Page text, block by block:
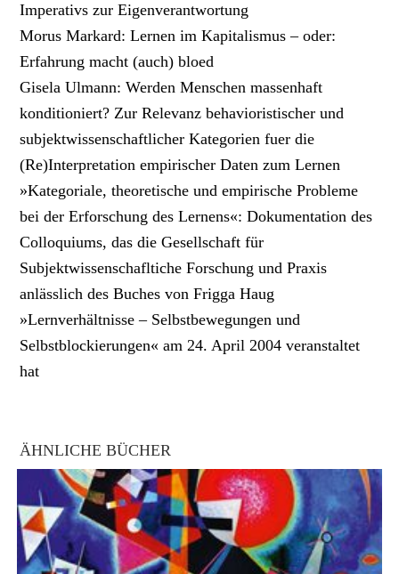
Imperativs zur Eigenverantwortung
Morus Markard: Lernen im Kapitalismus – oder:
Erfahrung macht (auch) bloed
Gisela Ulmann: Werden Menschen massenhaft
konditioniert? Zur Relevanz behavioristischer und
subjektwissenschaftlicher Kategorien fuer die
(Re)Interpretation empirischer Daten zum Lernen
»Kategoriale, theoretische und empirische Probleme
bei der Erforschung des Lernens«: Dokumentation des
Colloquiums, das die Gesellschaft für
Subjektwissenschafltiche Forschung und Praxis
anlässlich des Buches von Frigga Haug
»Lernverhältnisse – Selbstbewegungen und
Selbstblockierungen« am 24. April 2004 veranstaltet
hat
ÄHNLICHE BÜCHER